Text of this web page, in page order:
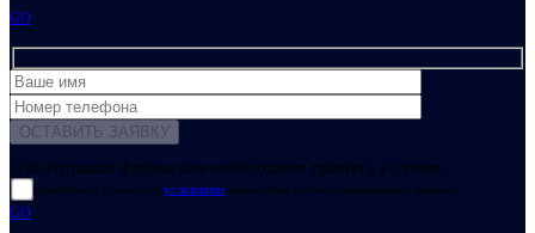
GO
Для отправки формы вам необходимо принять условия:
прочитал и согласен с условиями обработки своих персональных данных
GO